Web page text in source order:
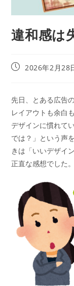
違和感は
2026年2月28
先日、とある広告
レイアウトも余白
デザインに慣れて
では？」という声
きは「いいデザイ
正直な感想でした。